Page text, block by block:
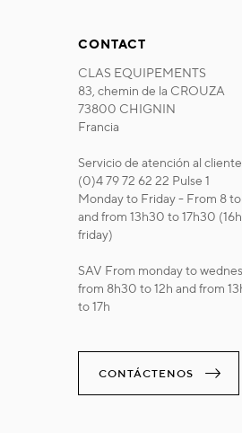
CONTACT
CLAS EQUIPEMENTS
83, chemin de la CROUZA
73800 CHIGNIN
Francia
Servicio de atención al cliente
(0)4 79 72 62 22 Pulse 1
Monday to Friday - From 8 to
and from 13h30 to 17h30
friday)
SAV From monday to
from 8h30 to 12h and from
to 17h
CONTÁCTENOS